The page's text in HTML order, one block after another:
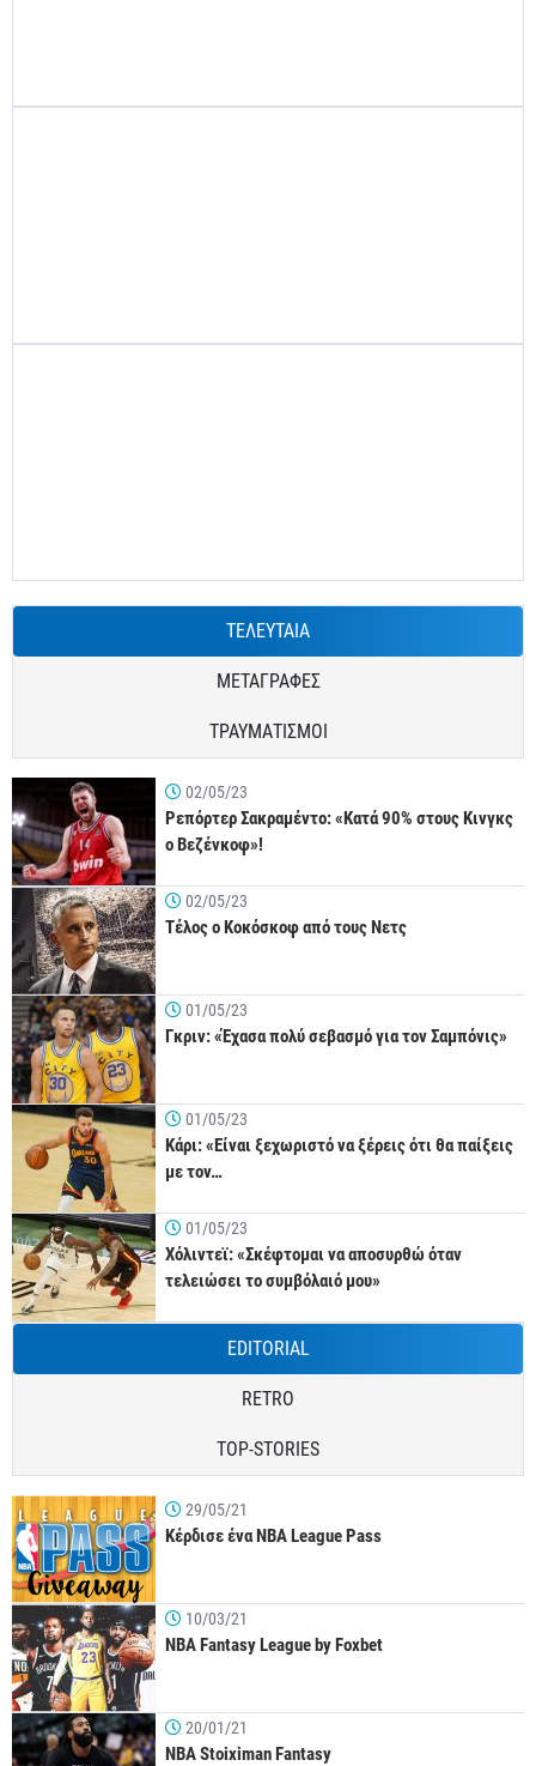
ΤΕΛΕΥΤΑΙΑ
ΜΕΤΑΓΡΑΦΕΣ
ΤΡΑΥΜΑΤΙΣΜΟΙ
02/05/23
Ρεπόρτερ Σακραμέντο: «Κατά 90% στους Κινγκς
ο Βεζένκοφ»!
02/05/23
Τέλος ο Κοκόσκοφ από τους Νετς
01/05/23
Γκριν: «Έχασα πολύ σεβασμό για τον Σαμπόνις»
01/05/23
Κάρι: «Είναι ξεχωριστό να ξέρεις ότι θα παίξεις
με τον…
01/05/23
Χόλιντεϊ: «Σκέφτομαι να αποσυρθώ όταν
τελειώσει το συμβόλαιό μου»
EDITORIAL
RETRO
TOP-STORIES
29/05/21
Κέρδισε ένα NBA League Pass
10/03/21
NBA Fantasy League by Foxbet
20/01/21
NBA Stoiximan Fantasy